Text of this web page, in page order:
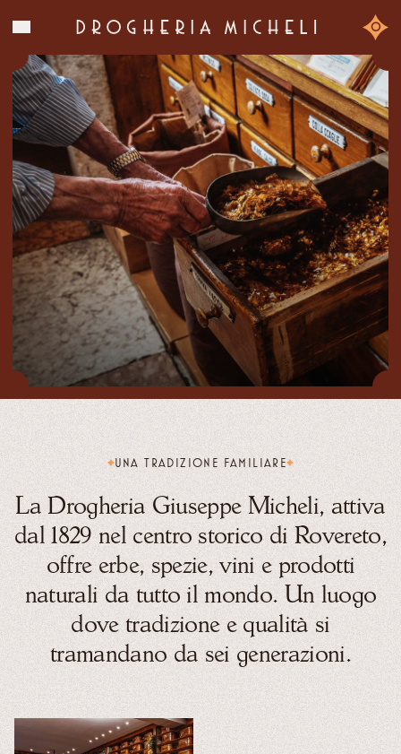
0
La storia
Chi siamo
Contatti
Shop
UNA TRADIZIONE FAMILIARE
La Drogheria Giuseppe Micheli, attiva
dal 1829 nel centro storico di Rovereto,
offre erbe, spezie, vini e prodotti
naturali da tutto il mondo. Un luogo
dove tradizione e qualità si
tramandano da sei generazioni.